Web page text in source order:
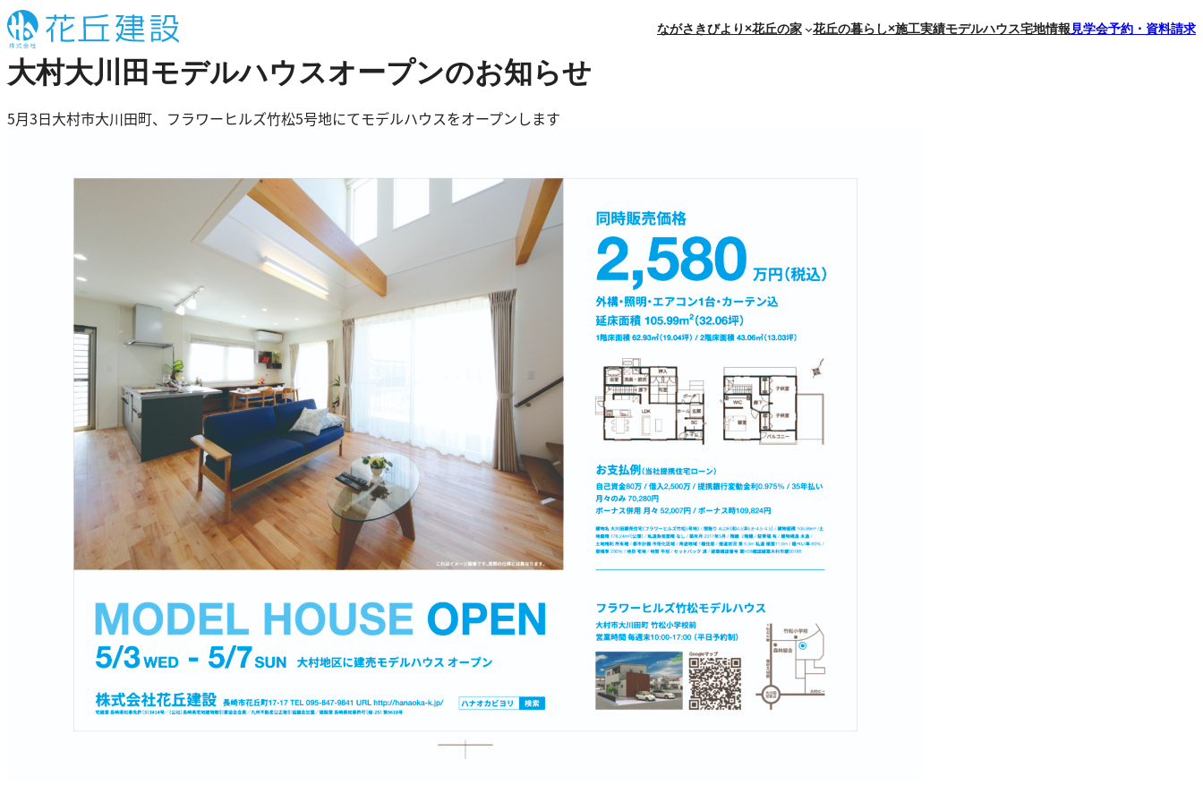
内
容
を
ス
ッ
ながさきびより×花丘の家 花丘の暮らし×施工実績モデルハウス宅地情報 見学会予約・資料請求
大村大川田モデルハウスオープンのお知らせ
5月3日大村市大川田町、フラワーヒルズ竹松5号地にてモデルハウスをオープンします